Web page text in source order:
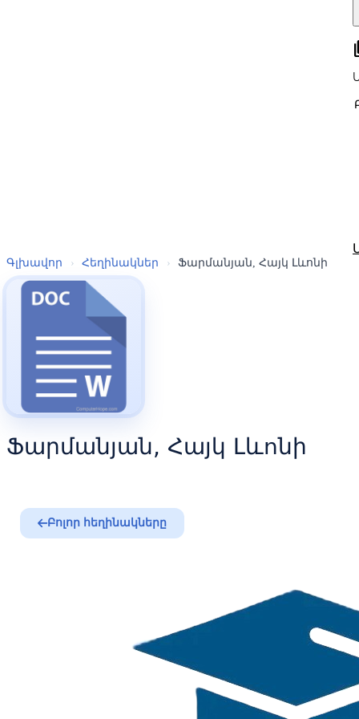
Գլխավոր › Հեղինակներ › Ֆարմանյան, Հայկ Լևոնի
Ֆարմանյան, Հայկ Լևոնի
Բոլոր հեղինակները